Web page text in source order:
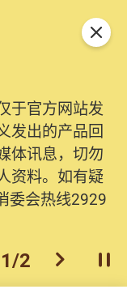
于官方网站发
发出的产品回
体讯息，切勿
资料。如有疑
委会热线2929
个
1/2 下一个开
关闭